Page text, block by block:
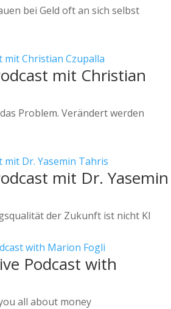
bei Geld oft an sich selbst
mit Christian
Problem. Verändert werden
mit Dr. Yasemin
der Zukunft ist nicht KI
Podcast with
all about money